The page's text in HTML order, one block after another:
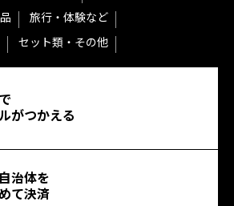
旅行・体験など
セット類・その他
がつかえる
治体を
て決済